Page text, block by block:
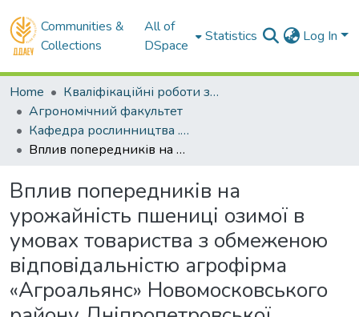
Communities &
Collections
All of
DSpace
Statistics Log In
Home
Кваліфікаційні роботи здобувачів вищої освіти
Агрономічний факультет
Кафедра рослинництва . Магістри
Вплив попередників на урожайність пшениці озимої в умовах товариства з обмеженою відповідальністю агрофірма «Агроальянс» Новомосковського району Дніпропетровської області
Вплив попередників на
урожайність пшениці озимої в
умовах товариства з обмеженою
відповідальністю агрофірма
«Агроальянс» Новомосковського